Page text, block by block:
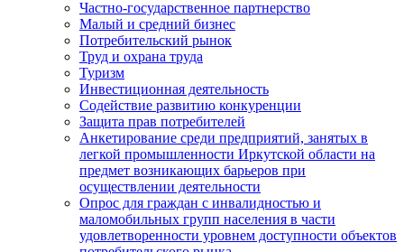
Частно-государственное партнерство
Малый и средний бизнес
Потребительский рынок
Труд и охрана труда
Туризм
Инвестиционная деятельность
Содействие развитию конкуренции
Защита прав потребителей
Анкетирование среди предприятий, занятых в
легкой промышленности Иркутской области на
предмет возникающих барьеров при
осуществлении деятельности
Опрос для граждан с инвалидностью и
маломобильных групп населения в части
удовлетворенности уровнем доступности объектов